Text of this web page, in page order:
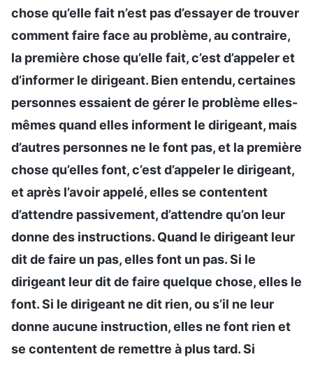
chose qu’elle fait n’est pas d’essayer de trouver
comment faire face au problème, au contraire,
la première chose qu’elle fait, c’est d’appeler et
d’informer le dirigeant. Bien entendu, certaines
personnes essaient de gérer le problème elles-
mêmes quand elles informent le dirigeant, mais
d’autres personnes ne le font pas, et la première
chose qu’elles font, c’est d’appeler le dirigeant,
et après l’avoir appelé, elles se contentent
d’attendre passivement, d’attendre qu’on leur
donne des instructions. Quand le dirigeant leur
dit de faire un pas, elles font un pas. Si le
dirigeant leur dit de faire quelque chose, elles le
font. Si le dirigeant ne dit rien, ou s’il ne leur
donne aucune instruction, elles ne font rien et
se contentent de remettre à plus tard. Si